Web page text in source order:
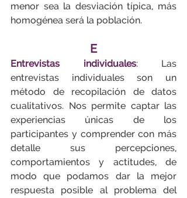
menor sea la desviación típica, más
homogénea será la población.
E
Entrevistas individuales: Las
entrevistas individuales son un
método de recopilación de datos
cualitativos. Nos permite captar las
experiencias únicas de los
participantes y comprender con más
detalle sus percepciones,
comportamientos y actitudes, de
modo que podamos dar la mejor
respuesta posible al problema del